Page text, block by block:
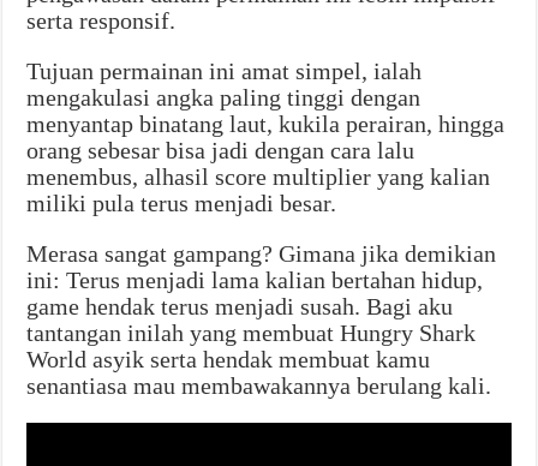
serta responsif.
Tujuan permainan ini amat simpel, ialah
mengakulasi angka paling tinggi dengan
menyantap binatang laut, kukila perairan, hingga
orang sebesar bisa jadi dengan cara lalu
menembus, alhasil score multiplier yang kalian
miliki pula terus menjadi besar.
Merasa sangat gampang? Gimana jika demikian
ini: Terus menjadi lama kalian bertahan hidup,
game hendak terus menjadi susah. Bagi aku
tantangan inilah yang membuat Hungry Shark
World asyik serta hendak membuat kamu
senantiasa mau membawakannya berulang kali.